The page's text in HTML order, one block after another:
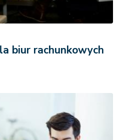
biur rachunkowych